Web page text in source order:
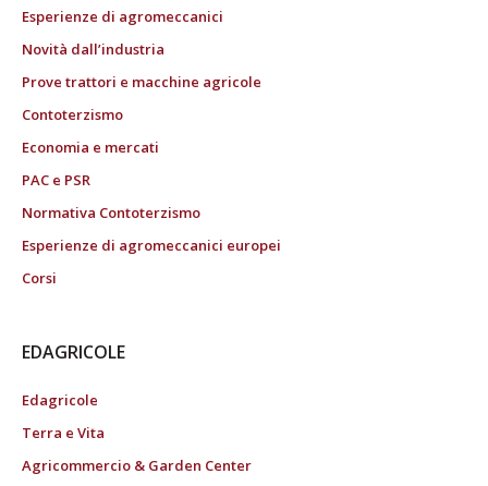
Esperienze di agromeccanici
Novità dall’industria
Prove trattori e macchine agricole
Contoterzismo
Economia e mercati
PAC e PSR
Normativa Contoterzismo
Esperienze di agromeccanici europei
Corsi
EDAGRICOLE
Edagricole
Terra e Vita
Agricommercio & Garden Center